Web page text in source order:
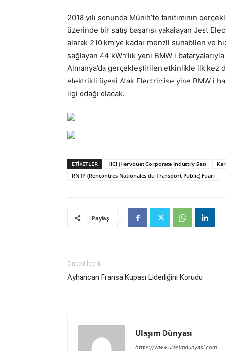
2018 yılı sonunda Münih’te tanıtımının
üzerinde bir satış başarısı yakalayan Jest
alarak 210 km’ye kadar menzil sunabilen ve
sağlayan 44 kWh’lık yeni BMW i
Almanya’da gerçekleştirilen etkinlikle ilk kez
elektrikli üyesi Atak Electric ise yine BMW i
ilgi odağı olacak.
ETIKETLER HCI (Hervouet Corporate Industry Sas)
RNTP (Rencontres Nationales du Transport Public) Fuarı
Paylaş
Önceki İçerik
Ayhancan Fransa Kupası Liderliğini Korudu
Ulaşım Dünyası
https://www.ulasimdunyasi.com